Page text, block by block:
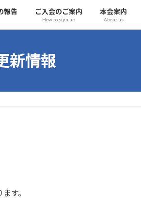
報告 ご入会のご案内
How to sign up
本会案内
About us
新情報
す。